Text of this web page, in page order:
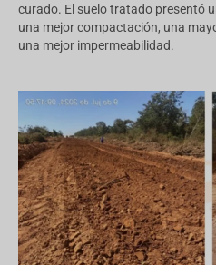
curado. El suelo tratado presentó
una mejor compactación, una
una mejor impermeabilidad.